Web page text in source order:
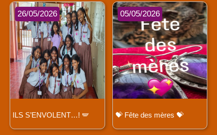
26/05/2026
ILS S’ENVOLENT…! 🪽
05/05/2026
💝 Fête des mères 💝